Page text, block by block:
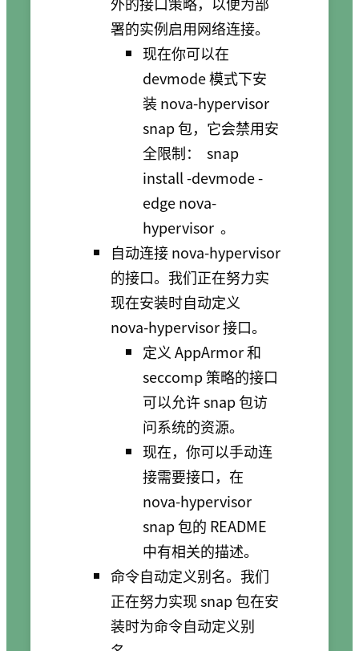
署的实例启用网络连接。
现在你可以在
devmode 模式下安
装 nova-hypervisor
snap 包，它会禁用安
全限制：
snap
install -devmode -
edge nova-
hypervisor 。
自动连接 nova-hypervisor
的接口。我们正在努力实
现在安装时自动定义
nova-hypervisor 接口。
定义 AppArmor 和
seccomp 策略的接口
可以允许 snap 包访
问系统的资源。
现在，你可以手动连
接需要接口，在
nova-hypervisor
snap 包的 README
中有相关的描述。
命令自动定义别名。我们
正在努力实现 snap 包在安
装时为命令自动定义别